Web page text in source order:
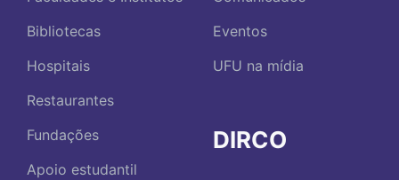
Bibliotecas
Hospitais
Restaurantes
Fundações
Apoio estudantil
Eventos
UFU na mídia
DIRCO